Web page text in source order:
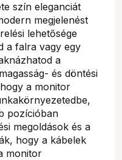
szín eleganciát
megjelenést
lehetősége
a falra vagy egy
a
és döntési
a monitor
pozícióban
megoldások és a
hogy a kábelek
monitor